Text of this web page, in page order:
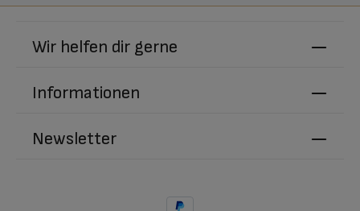
Newsletter
Wir helfen dir gerne
Informationen